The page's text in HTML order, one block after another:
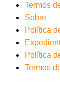
Termos
Sobre
Política
Política
Termos